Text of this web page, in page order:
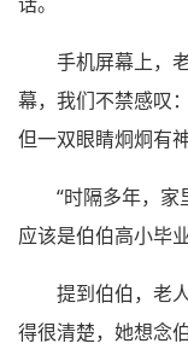
手机屏幕上，
幕，我们不禁感叹
但一双眼睛炯炯有神
“时隔多年，
应该是伯伯高小毕
提到伯伯，老
得很清楚，她想念